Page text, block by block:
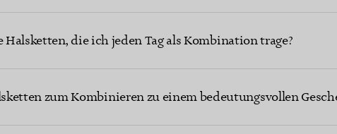
die ich jeden Tag als Kombination trage?
zum Kombinieren zu einem bedeutungsvollen